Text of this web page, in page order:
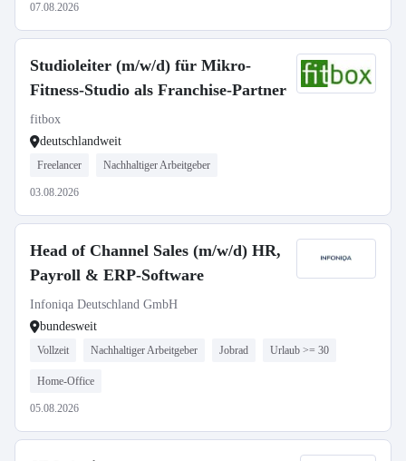
07.08.2026
Studioleiter (m/w/d) für Mikro-
Fitness-Studio als Franchise-Partner
fitbox
deutschlandweit
Freelancer Nachhaltiger Arbeitgeber
03.08.2026
Head of Channel Sales (m/w/d) HR,
Payroll & ERP-Software
Infoniqa Deutschland GmbH
bundesweit
Vollzeit Nachhaltiger Arbeitgeber Jobrad Urlaub >= 30
Home-Office
05.08.2026